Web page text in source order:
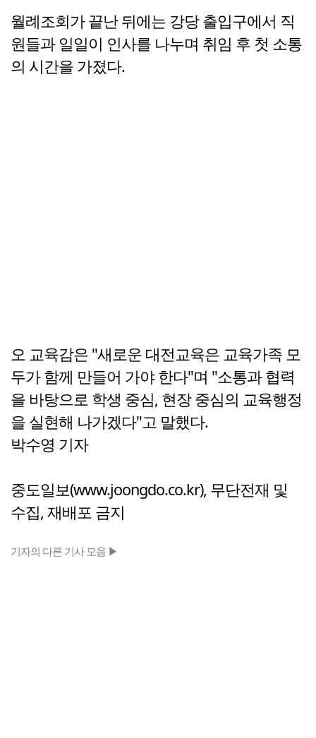
월례조회가 끝난 뒤에는 강당 출입구에서 직
원들과 일일이 인사를 나누며 취임 후 첫 소통
의 시간을 가졌다.
오 교육감은 "새로운 대전교육은 교육가족 모
두가 함께 만들어 가야 한다"며 "소통과 협력
을 바탕으로 학생 중심, 현장 중심의 교육행정
을 실현해 나가겠다"고 말했다.
박수영 기자
중도일보(www.joongdo.co.kr), 무단전재 및
수집, 재배포 금지
기자의 다른 기사 모음 ▶